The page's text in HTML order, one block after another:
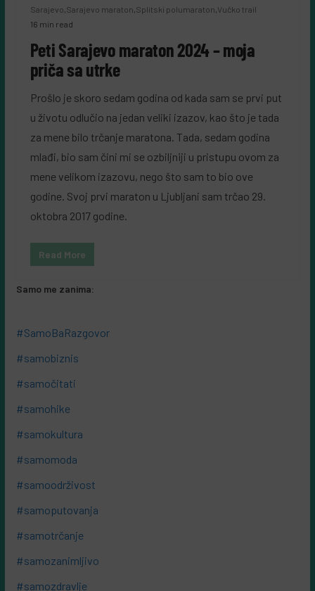
Sarajevo,Sarajevo maraton,Splitski polumaraton,Vučko trail
16 min read
Peti Sarajevo maraton 2024 – moja
priča sa utrke
Prošlo je skoro sedam godina od kada sam se prvi put
u životu odlučio na jedan veliki izazov, kao što je tada
za mene bilo trčanje maratona. Tada, sedam godina
mlađi, bio sam čini mi se ozbiljniji u pristupu ovom za
mene velikom izazovu, nego što sam to bio ove
godine. Svoj prvi maraton u Ljubljani sam trčao 29.
oktobra 2017 godine.
Read More
Samo me zanima:
#SamoBaRazgovor
#samobiznis
#samočitati
#samohike
#samokultura
#samomoda
#samoodrživost
#samoputovanja
#samotrčanje
#samozanimljivo
#samozdravlje